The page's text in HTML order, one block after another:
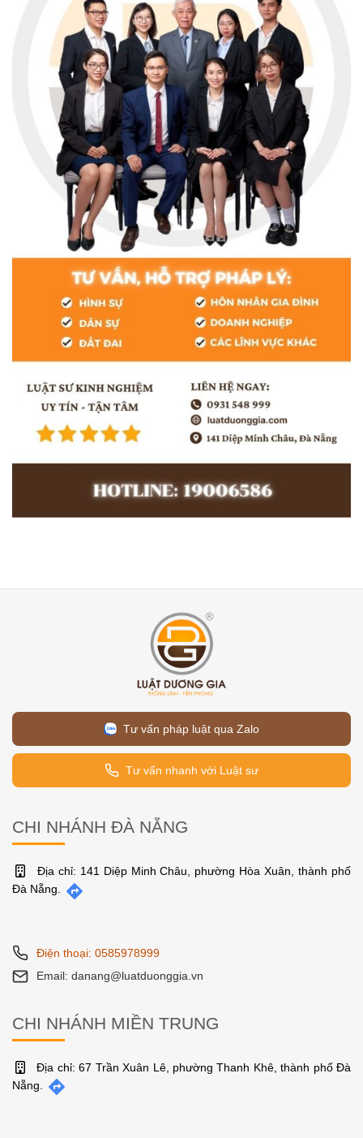
Tư vấn pháp luật qua Zalo
Tư vấn nhanh với Luật sư
CHI NHÁNH ĐÀ NẴNG
Địa chỉ: 141 Diệp Minh Châu, phường Hòa Xuân, thành phố
Đà Nẵng.
Điện thoại: 0585978999
Email: danang@luatduonggia.vn
CHI NHÁNH MIỀN TRUNG
Địa chỉ: 67 Trần Xuân Lê, phường Thanh Khê, thành phố Đà
Nẵng.